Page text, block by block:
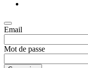
Email
Mot de passe